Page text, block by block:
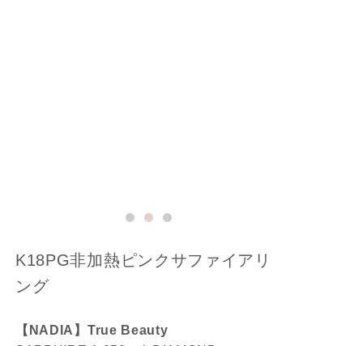
K18PG非加熱ピンクサファイアリ
ング
【NADIA】True Beauty